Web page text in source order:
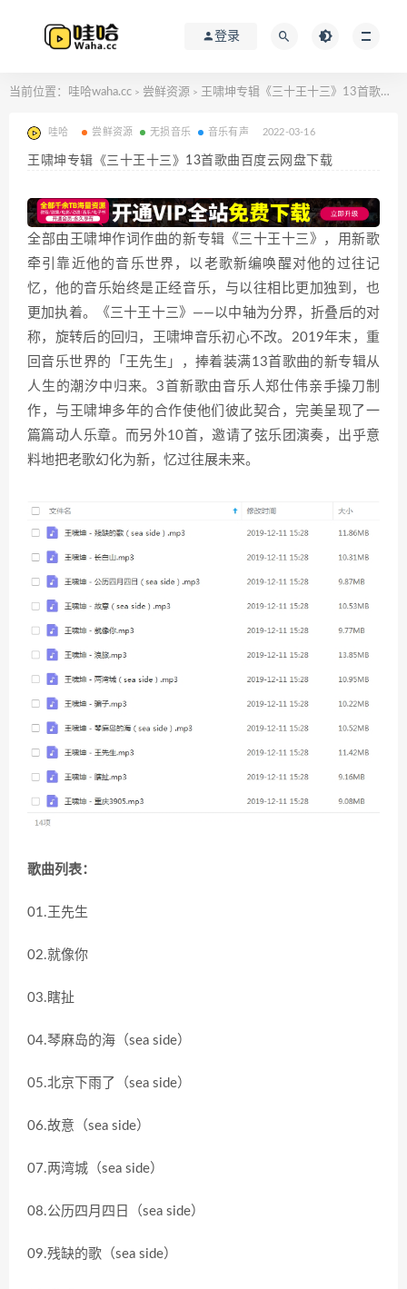
登录
当前位置： 哇哈waha.cc > 尝鲜资源 > 王啸坤专辑《三十王十三》13首歌曲百度云网盘下载
哇哈 尝鲜资源 无损音乐 音乐有声 2022-03-16
王啸坤专辑《三十王十三》13首歌曲百度云网盘下载
全部由王啸坤作词作曲的新专辑《三十王十三》，用新歌
牵引靠近他的音乐世界，以老歌新编唤醒对他的过往记
忆，他的音乐始终是正经音乐，与以往相比更加独到，也
更加执着。《三十王十三》——以中轴为分界，折叠后的对
称，旋转后的回归，王啸坤音乐初心不改。2019年末，重
回音乐世界的「王先生」，捧着装满13首歌曲的新专辑从
人生的潮汐中归来。3首新歌由音乐人郑仕伟亲手操刀制
作，与王啸坤多年的合作使他们彼此契合，完美呈现了一
篇篇动人乐章。而另外10首，邀请了弦乐团演奏，出乎意
料地把老歌幻化为新，忆过往展未来。
歌曲列表：
01.王先生
02.就像你
03.瞎扯
04.琴麻岛的海（sea side）
05.北京下雨了（sea side）
06.故意（sea side）
07.两湾城（sea side）
08.公历四月四日（sea side）
09.残缺的歌（sea side）